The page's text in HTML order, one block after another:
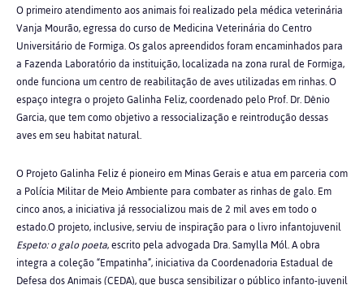
O primeiro atendimento aos animais foi realizado pela médica veterinária
Vanja Mourão, egressa do curso de Medicina Veterinária do Centro
Universitário de Formiga. Os galos apreendidos foram encaminhados para
a Fazenda Laboratório da instituição, localizada na zona rural de Formiga,
onde funciona um centro de reabilitação de aves utilizadas em rinhas. O
espaço integra o projeto Galinha Feliz, coordenado pelo Prof. Dr. Dênio
Garcia, que tem como objetivo a ressocialização e reintrodução dessas
aves em seu habitat natural.
O Projeto Galinha Feliz é pioneiro em Minas Gerais e atua em parceria com
a Polícia Militar de Meio Ambiente para combater as rinhas de galo. Em
cinco anos, a iniciativa já ressocializou mais de 2 mil aves em todo o
estado.O projeto, inclusive, serviu de inspiração para o livro infantojuvenil
Espeto: o galo poeta, escrito pela advogada Dra. Samylla Mól. A obra
integra a coleção “Empatinha”, iniciativa da Coordenadoria Estadual de
Defesa dos Animais (CEDA), que busca sensibilizar o público infanto-juvenil